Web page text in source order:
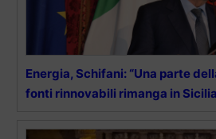
Energia, Schifani: “Una parte
fonti rinnovabili rimanga in